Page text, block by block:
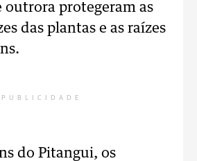
outrora protegeram as
das plantas e as raízes
PUBLICIDADE
do Pitangui, os